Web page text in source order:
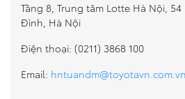
Tầng 8, Trung tâm Lotte Hà Nội,
Đình, Hà Nội
Điện thoại: (0211)
Email: hntuandm@toyotavn.com.vn